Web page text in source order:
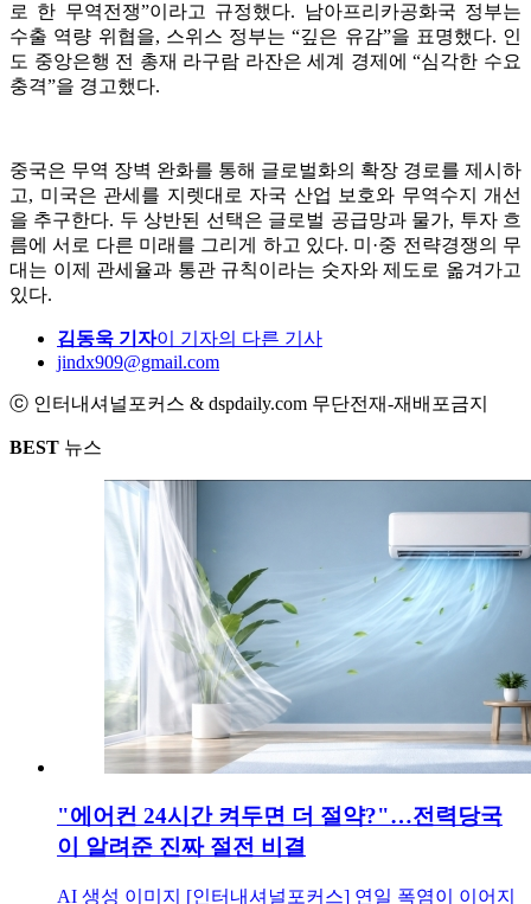
로 한 무역전쟁”이라고 규정했다. 남아프리카공화국 정부는
수출 역량 위협을, 스위스 정부는 “깊은 유감”을 표명했다. 인
도 중앙은행 전 총재 라구람 라잔은 세계 경제에 “심각한 수요
충격”을 경고했다.
중국은 무역 장벽 완화를 통해 글로벌화의 확장 경로를 제시하
고, 미국은 관세를 지렛대로 자국 산업 보호와 무역수지 개선
을 추구한다. 두 상반된 선택은 글로벌 공급망과 물가, 투자 흐
름에 서로 다른 미래를 그리게 하고 있다. 미·중 전략경쟁의 무
대는 이제 관세율과 통관 규칙이라는 숫자와 제도로 옮겨가고
있다.
김동욱 기자이 기자의 다른 기사
jindx909@gmail.com
ⓒ 인터내셔널포커스 & dspdaily.com 무단전재-재배포금지
BEST 뉴스
"에어컨 24시간 켜두면 더 절약?"…전력당국
이 알려준 진짜 절전 비결
AI 생성 이미지 [인터내셔널포커스] 연일 폭염이 이어지